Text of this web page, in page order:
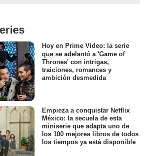
Hoy en Prime Video: la serie
que se adelantó a 'Game of
Thrones' con intrigas,
traiciones, romances y
ambición desmedida
Empieza a conquistar Netflix
México: la secuela de esta
miniserie que adapta uno de
los 100 mejores libros de todos
los tiempos ya está disponible